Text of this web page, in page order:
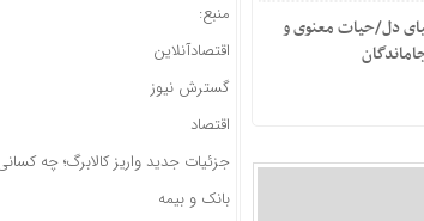
دل/حیات معنوی و
منبع:
اقتصادآنلاین
گسترش نیوز
اقتصاد
جزئیات جدید واریز کالابرگ؛ چه
بانک و بیمه